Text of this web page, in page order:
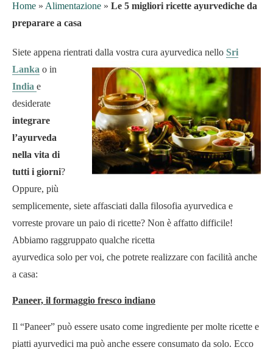
Home » Alimentazione » Le 5 migliori ricette ayurvediche da
preparare a casa
Siete appena rientrati dalla vostra cura ayurvedica nello Sri
Lanka o in
India e
desiderate
integrare
l’ayurveda
nella vita di
tutti i giorni?
Oppure, più
semplicemente, siete affasciati dalla filosofia ayurvedica e
vorreste provare un paio di ricette? Non è affatto difficile!
Abbiamo raggruppato qualche ricetta
ayurvedica solo per voi, che potrete realizzare con facilità anche
a casa:
Paneer, il formaggio fresco indiano
Il “Paneer” può essere usato come ingrediente per molte ricette e
piatti ayurvedici ma può anche essere consumato da solo. Ecco